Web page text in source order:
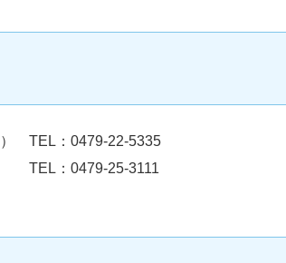
） TEL：0479-22-5335
25-3111